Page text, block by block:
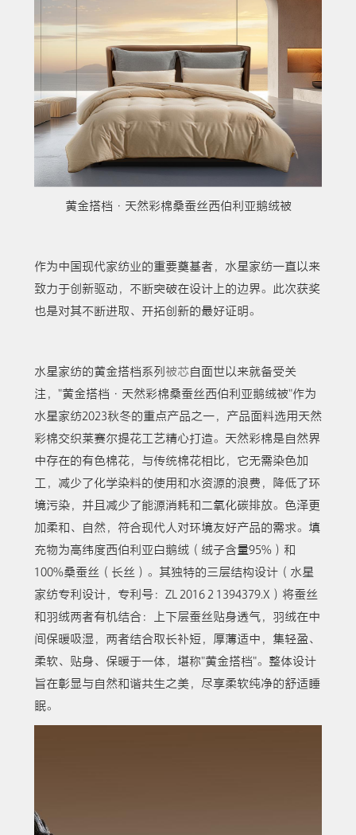
黄金搭档·天然彩棉桑蚕丝西伯利亚鹅绒被
作为中国现代家纺业的重要奠基者，水星家纺一直以来
致力于创新驱动，不断突破在设计上的边界。此次获奖
也是对其不断进取、开拓创新的最好证明。
水星家纺的黄金搭档系列 被芯自面世以来就备受关
注，"黄金搭档·天然彩棉桑蚕丝西伯利亚鹅绒被"作为
水星家纺2023秋冬的重点产品之一，产品面料选用天然
彩棉交织莱赛尔提花工艺精心打造。天然彩棉是自然界
中存在的有色棉花，与传统棉花相比，它无需染色加
工，减少了化学染料的使用和水资源的浪费，降低了环
境污染，并且减少了能源消耗和二氧化碳排放。色泽更
加柔和、自然，符合现代人对环境友好产品的需求。填
充物为高纬度西伯利亚白鹅绒（绒子含量95%）和
100%桑蚕丝（长丝）。其独特的三层结构设计（水星
家纺专利设计，专利号：ZL 2016 2 1394379.X）将蚕丝
和羽绒两者有机结合：上下层蚕丝贴身透气，羽绒在中
间保暖吸湿，两者结合取长补短，厚薄适中，集轻盈、
柔软、贴身、保暖于一体，堪称"黄金搭档"。整体设计
旨在彰显与自然和谐共生之美，尽享柔软纯净的舒适睡
眠。